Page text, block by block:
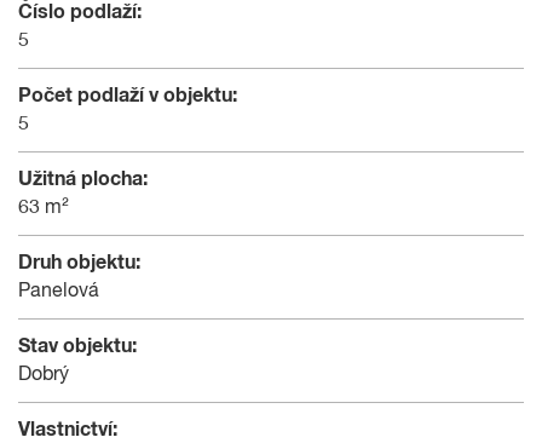
Číslo podlaží:
5
Počet podlaží v objektu:
5
Užitná plocha:
63 m²
Druh objektu:
Panelová
Stav objektu:
Dobrý
Vlastnictví: